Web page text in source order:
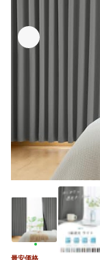
最安価格